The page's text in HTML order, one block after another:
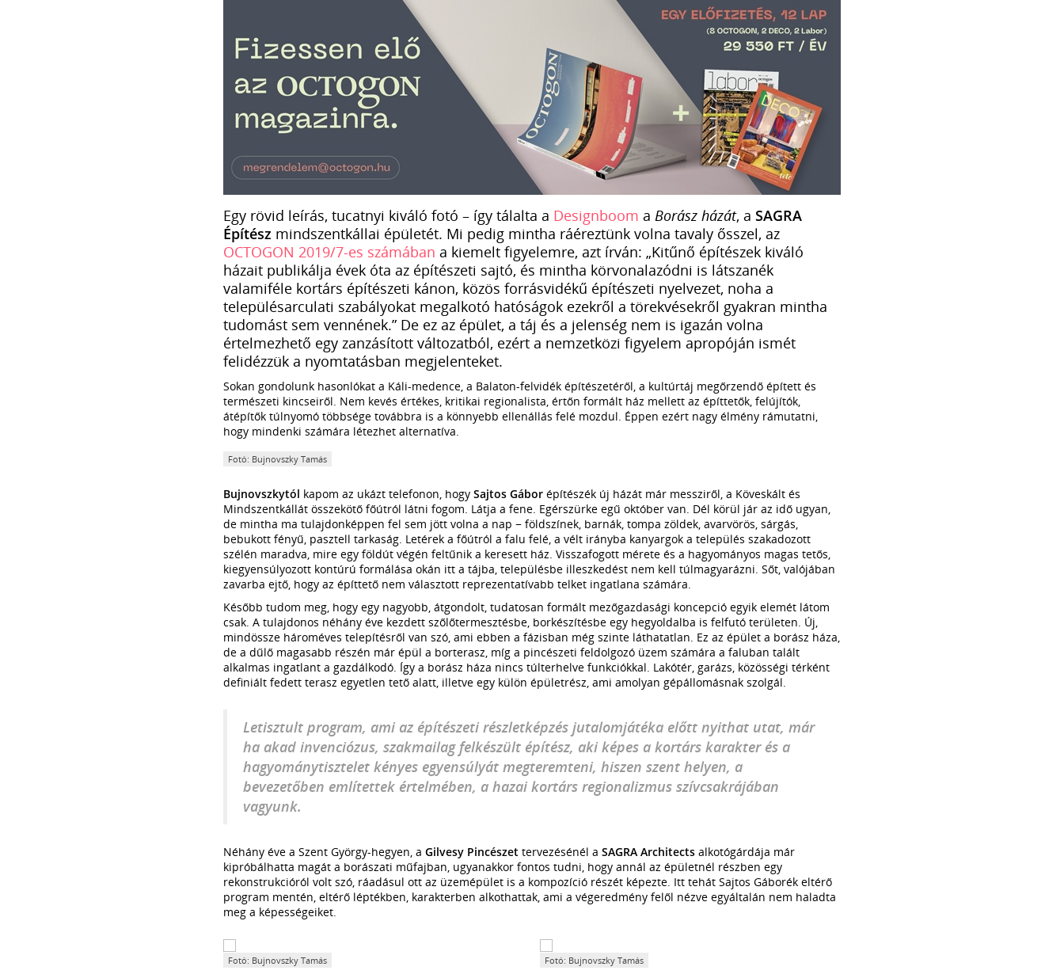
Egy rövid leírás, tucatnyi kiváló fotó – így tálalta a Designboom a Borász házát, a SAGRA
Építész mindszentkállai épületét. Mi pedig mintha ráéreztünk volna tavaly ősszel, az
OCTOGON 2019/7-es számában a kiemelt figyelemre, azt írván: „Kitűnő építészek kiváló
házait publikálja évek óta az építészeti sajtó, és mintha körvonalazódni is látszanék
valamiféle kortárs építészeti kánon, közös forrásvidékű építészeti nyelvezet, noha a
településarculati szabályokat megalkotó hatóságok ezekről a törekvésekről gyakran mintha
tudomást sem vennének.” De ez az épület, a táj és a jelenség nem is igazán volna
értelmezhető egy zanzásított változatból, ezért a nemzetközi figyelem apropóján ismét
felidézzük a nyomtatásban megjelenteket.
Sokan gondolunk hasonlókat a Káli-medence, a Balaton-felvidék építészetéről, a kultúrtáj megőrzendő épített és
természeti kincseiről. Nem kevés értékes, kritikai regionalista, értőn formált ház mellett az építtetők, felújítók,
átépítők túlnyomó többsége továbbra is a könnyebb ellenállás felé mozdul. Éppen ezért nagy élmény rámutatni,
hogy mindenki számára létezhet alternatíva.
Fotó: Bujnovszky Tamás
Bujnovszkytól kapom az ukázt telefonon, hogy Sajtos Gábor építészék új házát már messziről, a Köveskált és
Mindszentkállát összekötő főútról látni fogom. Látja a fene. Egérszürke egű október van. Dél körül jár az idő ugyan,
de mintha ma tulajdonképpen fel sem jött volna a nap − földszínek, barnák, tompa zöldek, avarvörös, sárgás,
bebukott fényű, pasztell tarkaság. Letérek a főútról a falu felé, a vélt irányba kanyargok a település szakadozott
szélén maradva, mire egy földút végén feltűnik a keresett ház. Visszafogott mérete és a hagyományos magas tetős,
kiegyensúlyozott kontúrú formálása okán itt a tájba, településbe illeszkedést nem kell túlmagyarázni. Sőt, valójában
zavarba ejtő, hogy az építtető nem választott reprezentatívabb telket ingatlana számára.
Később tudom meg, hogy egy nagyobb, átgondolt, tudatosan formált mezőgazdasági koncepció egyik elemét látom
csak. A tulajdonos néhány éve kezdett szőlőtermesztésbe, borkészítésbe egy hegyoldalba is felfutó területen. Új,
mindössze hároméves telepítésről van szó, ami ebben a fázisban még szinte láthatatlan. Ez az épület a borász háza,
de a dűlő magasabb részén már épül a borterasz, míg a pincészeti feldolgozó üzem számára a faluban talált
alkalmas ingatlant a gazdálkodó. Így a borász háza nincs túlterhelve funkciókkal. Lakótér, garázs, közösségi térként
definiált fedett terasz egyetlen tető alatt, illetve egy külön épületrész, ami amolyan gépállomásnak szolgál.
Letisztult program, ami az építészeti részletképzés jutalomjátéka előtt nyithat utat, már
ha akad invenciózus, szakmailag felkészült építész, aki képes a kortárs karakter és a
hagyománytisztelet kényes egyensúlyát megteremteni, hiszen szent helyen, a
bevezetőben említettek értelmében, a hazai kortárs regionalizmus szívcsakrájában
vagyunk.
Néhány éve a Szent György-hegyen, a Gilvesy Pincészet tervezésénél a SAGRA Architects alkotógárdája már
kipróbálhatta magát a borászati műfajban, ugyanakkor fontos tudni, hogy annál az épületnél részben egy
rekonstrukcióról volt szó, ráadásul ott az üzemépület is a kompozíció részét képezte. Itt tehát Sajtos Gáborék eltérő
program mentén, eltérő léptékben, karakterben alkothattak, ami a végeredmény felől nézve egyáltalán nem haladta
meg a képességeiket.
Fotó: Bujnovszky Tamás Fotó: Bujnovszky Tamás